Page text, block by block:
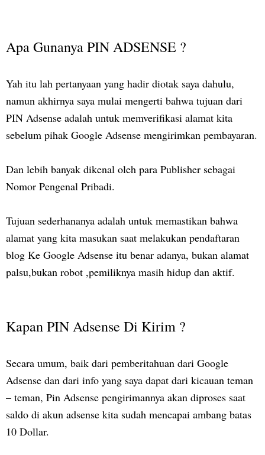
Apa Gunanya PIN ADSENSE ?
Yah itu lah pertanyaan yang hadir diotak saya dahulu,
namun akhirnya saya mulai mengerti bahwa tujuan dari
PIN Adsense adalah untuk memverifikasi alamat kita
sebelum pihak Google Adsense mengirimkan pembayaran.
Dan lebih banyak dikenal oleh para Publisher sebagai
Nomor Pengenal Pribadi.
Tujuan sederhananya adalah untuk memastikan bahwa
alamat yang kita masukan saat melakukan pendaftaran
blog Ke Google Adsense itu benar adanya, bukan alamat
palsu,bukan robot ,pemiliknya masih hidup dan aktif.
Kapan PIN Adsense Di Kirim ?
Secara umum, baik dari pemberitahuan dari Google
Adsense dan dari info yang saya dapat dari kicauan teman
– teman, Pin Adsense pengirimannya akan diproses saat
saldo di akun adsense kita sudah mencapai ambang batas
10 Dollar.